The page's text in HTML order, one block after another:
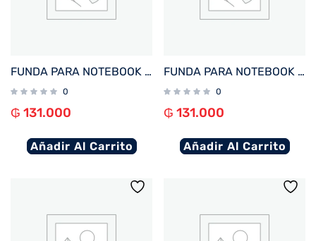
FUNDA PARA NOTEBOOK FTX ZENIT-GN 16″ VERDE
0
₲ 131.000
Añadir Al Carrito
FUNDA PARA NOTEBOOK FTX ZENIT-BG 16″ BEIGE
0
₲ 131.000
Añadir Al Carrito